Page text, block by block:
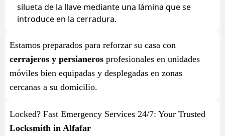
silueta de la llave mediante una lámina que se
introduce en la cerradura.
Estamos preparados para reforzar su casa con
cerrajeros y persianeros profesionales en unidades
móviles bien equipadas y desplegadas en zonas
cercanas a su domicilio.
Locked? Fast Emergency Services 24/7: Your Trusted
Locksmith in Alfafar